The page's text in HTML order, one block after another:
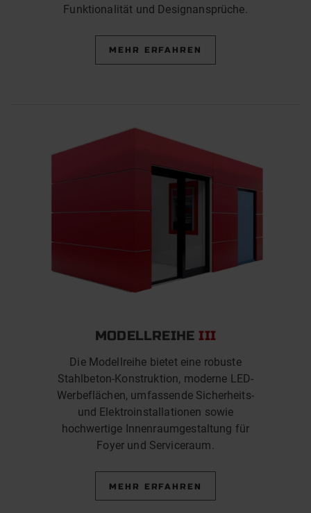
Funktionalität und Designansprüche.
MEHR ERFAHREN
MODELLREIHEIII
Die Modellreihe bietet eine robuste
Stahlbeton-Konstruktion, moderne LED-
Werbeflächen, umfassende Sicherheits-
und Elektroinstallationen sowie
hochwertige Innenraumgestaltung für
Foyer und Serviceraum.
MEHR ERFAHREN